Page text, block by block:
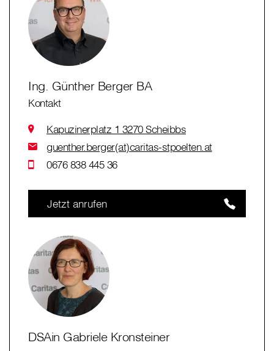
Ing. Günther Berger BA
Kontakt
Kapuzinerplatz 1 3270 Scheibbs
guenther.berger(at)caritas-stpoelten.at
0676 838 445 36
Jetzt anrufen
DSAin Gabriele Kronsteiner